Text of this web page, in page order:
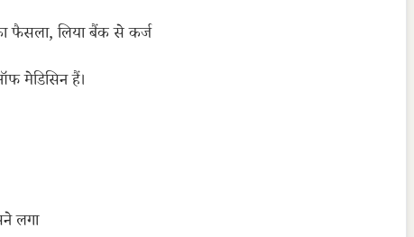
फैसला, लिया बैंक से कर्ज
मेडिसिन हैं।
लगा